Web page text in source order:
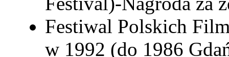
Festiwal Polskich
w 1992 (do 1986